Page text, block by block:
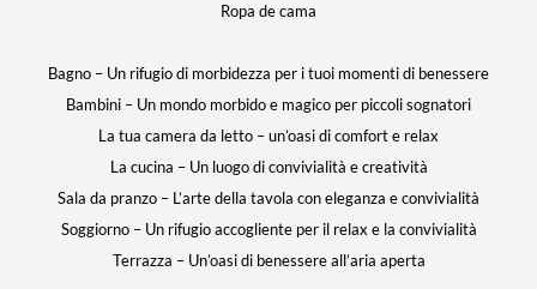
Ropa de cama
Bagno – Un rifugio di morbidezza per i tuoi momenti di benessere
Bambini – Un mondo morbido e magico per piccoli sognatori
La tua camera da letto – un’oasi di comfort e relax
La cucina – Un luogo di convivialità e creatività
Sala da pranzo – L’arte della tavola con eleganza e convivialità
Soggiorno – Un rifugio accogliente per il relax e la convivialità
Terrazza – Un’oasi di benessere all’aria aperta